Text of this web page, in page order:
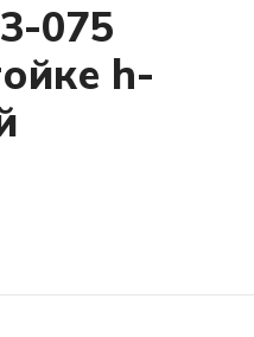
075
h-